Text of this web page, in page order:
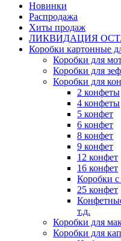
Новинки
Распродажа
Хиты продаж
ЛИКВИДАЦИЯ
Коробки картонные
Коробки для
Коробки для
Коробки для
2 конфеты
4 конфеты
5 конфет
6 конфет
8 конфет
9 конфет
12 конфет
16 конфет
Коробки
25 конфет
т.д.
Коробки для
Коробки для